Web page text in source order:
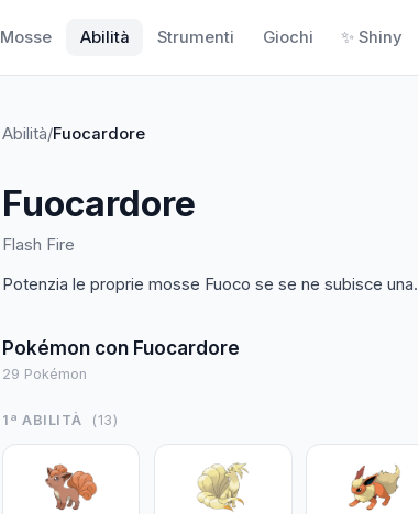
Mosse Abilità Strumenti Giochi ✨ Shiny
Abilità/Fuocardore
Fuocardore
Flash Fire
Potenzia le proprie mosse Fuoco se se ne subisce una.
Pokémon con Fuocardore
29 Pokémon
1ª ABILITÀ (13)